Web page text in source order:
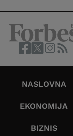
NASLOVNA
EKONOMIJA
BIZNIS